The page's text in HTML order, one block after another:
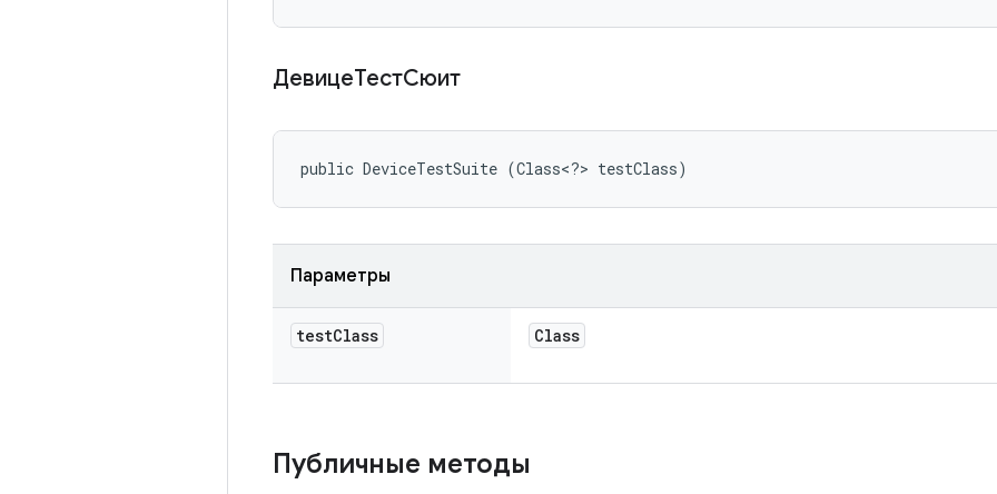
ДевицеТестСюит
public DeviceTestSuite (Class<?> testClass)
Параметры
testClass Class
Публичные методы